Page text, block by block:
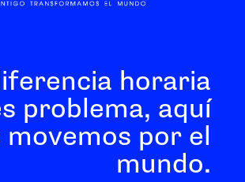
horaria
problema, aquí
movemos por el
mundo.